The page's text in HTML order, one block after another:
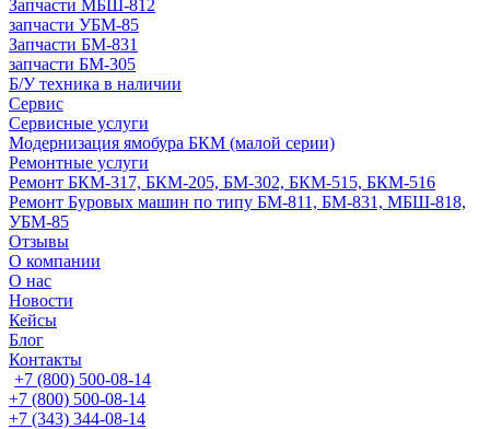
Запчасти МБШ-812
запчасти УБМ-85
Запчасти БМ-831
запчасти БМ-305
Б/У техника в наличии
Сервис
Сервисные услуги
Модернизация ямобура БКМ (малой серии)
Ремонтные услуги
Ремонт БКМ-317, БКМ-205, БМ-302, БКМ-515, БКМ-516
Ремонт Буровых машин по типу БМ-811, БМ-831, МБШ-818,
УБМ-85
Отзывы
О компании
О нас
Новости
Кейсы
Блог
Контакты
+7 (800) 500-08-14
+7 (800) 500-08-14
+7 (343) 344-08-14